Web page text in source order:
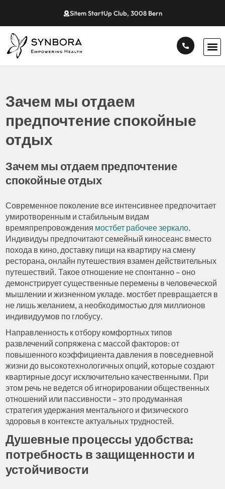
Sitem StartUp Club, 3008 Bern
Зачем мы отдаем
предпочтение спокойные
отдых
Зачем мы отдаем предпочтение
спокойные отдых
Современное поколение все интенсивнее предпочитает
умиротворенным и стабильным видам
времяпрепровождения мостбет рабочее зеркало.
Индивидуы предпочитают семейный киносеанс вместо
похода в кино, доставку пищи на квартиру на смену
ресторана, онлайн путешествия взамен действительных
путешествий. Такое отношение не спонтанно – оно
демонстрирует существенные перемены в человеческой
мышлении и жизненном укладе. мостбет превращается в
не лишь желанием, а необходимостью для миллионов
индивидуумов по глобусу.
Направленность к отбору комфортных типов
развлечений сопряжена с массой факторов: от
повышенного коэффициента давления в повседневной
жизни до высокотехнологичных опций, которые создают
квартирные досуг исключительно качественными. При
этом речь не ведется об игнорировании общественных
отношений или пассивности – это продуманная
стратегия удержания ментального и физического
здоровья в контексте актуальных трудностей.
Душевные процессы удобства:
потребность в защищенности и
устойчивости